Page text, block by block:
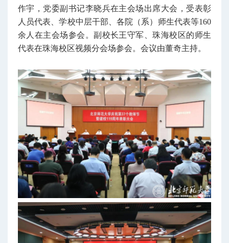
作宇，党委副书记李晓兵在主会场出席大会，受表彰
人员代表、学校中层干部、各院（系）师生代表等160
余人在主会场参会。副校长王守军、珠海校区的师生
代表在珠海校区视频分会场参会。会议由董奇主持。